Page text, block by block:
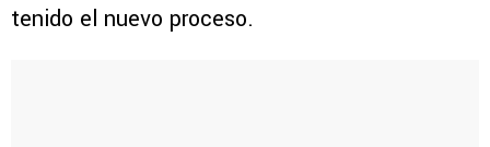
tenido el nuevo proceso.